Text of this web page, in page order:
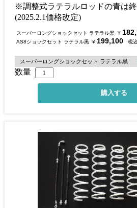
※調整式ラテラルロッドの青は終
(2025.2.1価格改定)
スーパーロングショックセット ラテラル黒 ¥
AS8ショックセット ラテラル黒 ¥ 199,100 税
数量